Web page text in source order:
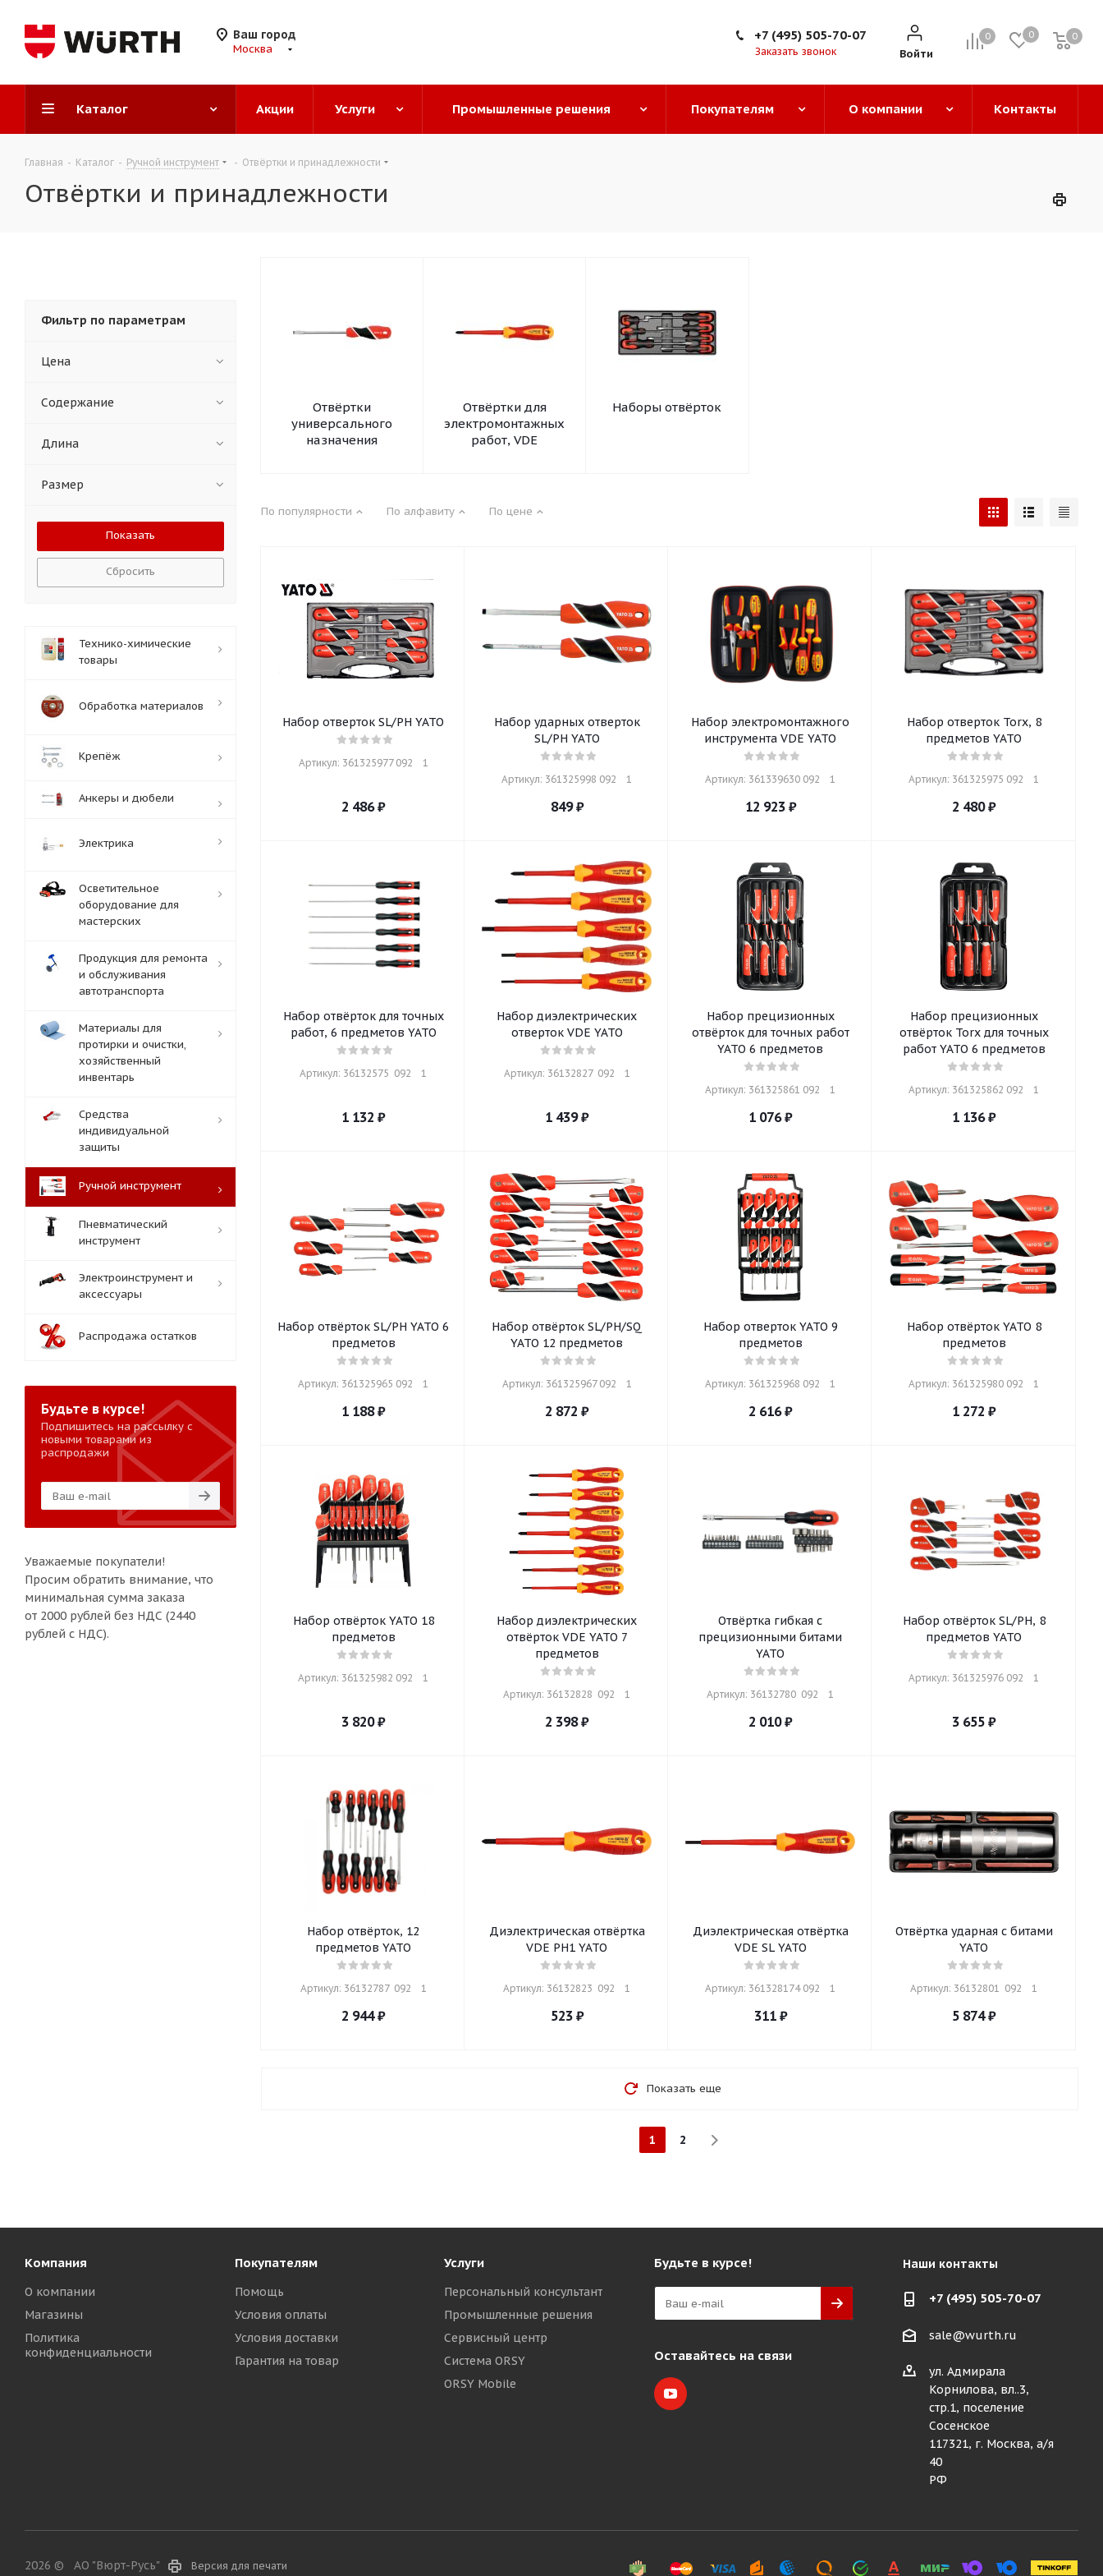
Ваш город
Москва
0 0 0
0
Войти
+7 (495) 505-70-07
Заказать звонок
Каталог Акции Услуги Промышленные решения Покупателям О компании Контакты
Главная - Каталог - Ручной инструмент - Отвёртки и принадлежности
Отвёртки и принадлежности
Отвёртки
универсального
назначения
Отвёртки для
электромонтажных
работ, VDE
Наборы отвёрток
По популярности По алфавиту По цене
Набор отверток SL/PH YATO
Артикул: 361325977 092    1
2 486₽
Набор ударных отверток
SL/PH YATO
Артикул: 361325998 092    1
849₽
Набор электромонтажного
инструмента VDE YATO
Артикул: 361339630 092    1
12 923₽
Набор отверток Torx, 8
предметов YATO
Артикул: 361325975 092    1
2 480₽
Набор отвёрток для точных
работ, 6 предметов YATO
Артикул: 36132575  092    1
1 132 ₽
Набор диэлектрических
отверток VDE YATO
Артикул: 36132827  092    1
1 439₽
Набор прецизионных
отвёрток для точных работ
YATO 6 предметов
Артикул: 361325861 092    1
1 076₽
Набор прецизионных
отвёрток Torx для точных
работ YATO 6 предметов
Артикул: 361325862 092    1
1 136₽
Набор отвёрток SL/PH YATO 6
предметов
Артикул: 361325965 092    1
1 188₽
Набор отвёрток SL/PH/SQ
YATO 12 предметов
Артикул: 361325967 092    1
2 872 ₽
Набор отверток YATO 9
предметов
Артикул: 361325968 092    1
2 616₽
Набор отвёрток YATO 8
предметов
Артикул: 361325980 092    1
1 272 ₽
Набор отвёрток YATO 18
предметов
Артикул: 361325982 092    1
3 820₽
Набор диэлектрических
отвёрток VDE YATO 7
предметов
Артикул: 36132828  092    1
2 398₽
Отвёртка гибкая с
прецизионными битами
YATO
Артикул: 36132780  092    1
2 010₽
Набор отвёрток SL/PH, 8
предметов YATO
Артикул: 361325976 092    1
3 655 ₽
Набор отвёрток, 12
предметов YATO
Артикул: 36132787  092    1
2 944₽
Диэлектрическая отвёртка
VDE PH1 YATO
Артикул: 36132823  092    1
523₽
Диэлектрическая отвёртка
VDE SL YATO
Артикул: 361328174 092    1
311₽
Отвёртка ударная с битами
YATO
Артикул: 36132801  092    1
5 874₽
Показать еще
1 2
Фильтр по параметрам
Цена
Содержание
Длина
Размер
Сбросить
Технико-химические
товары
Обработка материалов
Крепёж
Анкеры и дюбели
Электрика
Осветительное
оборудование для
мастерских
Продукция для ремонта
и обслуживания
автотранспорта
Материалы для
протирки и очистки,
хозяйственный
инвентарь
Средства
индивидуальной
защиты
Ручной инструмент
Пневматический
инструмент
Электроинструмент и
аксессуары
Распродажа остатков
Будьте в курсе!
Подпишитесь на рассылку с
новыми товарами из
распродажи
Уважаемые покупатели!
Просим обратить внимание, что
минимальная сумма заказа
от 2000 рублей без НДС (2440
рублей с НДС).
Компания
О компании
Магазины
Политика
конфиденциальности
Покупателям
Помощь
Условия оплаты
Условия доставки
Гарантия на товар
Услуги
Персональный консультант
Промышленные решения
Сервисный центр
Система ORSY
ORSY Mobile
Будьте в курсе!
Оставайтесь на связи
Наши контакты
+7 (495) 505-70-07
sale@wurth.ru
ул. Адмирала
Корнилова, вл..3,
стр.1, поселение
Сосенское
117321, г. Москва, а/я
40
РФ
2026 © АО "Вюрт-Русь" Версия для печати